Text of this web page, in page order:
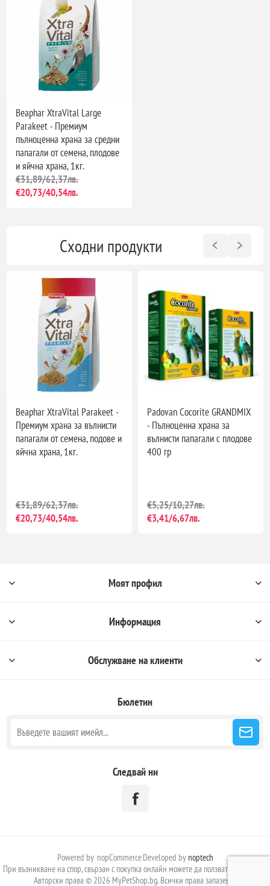
Beaphar XtraVital Large
Parakeet - Премиум
пълноценна храна за средни
папагали от семена, плодове
и яйчна храна, 1кг.
€31,89/62,37лв.
€20,73/40,54лв.
Сходни продукти
Beaphar XtraVital Parakeet -
Премиум храна за вълнисти
папагали от семена, подове и
яйчна храна, 1кг.
€31,89/62,37лв.
€20,73/40,54лв.
Padovan Cocorite GRANDMIX
- Пълноценна храна за
вълнисти папагали с плодове
400 гр
€5,25/10,27лв.
€3,41/6,67лв.
Моят профил
Информация
Обслужване на клиенти
Бюлетин
Следвай ни
Powered by nopCommerceDeveloped by noptech
При възникване на спор, свързан с покупка онлайн можете да ползвате сайта:
Авторски права © 2026 MyPetShop.bg. Всички права запазени.